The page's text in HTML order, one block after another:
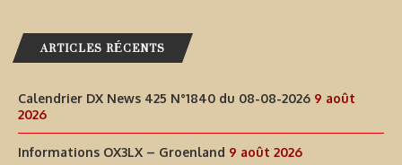
ARTICLES RÉCENTS
Calendrier DX News 425 N°1840 du 08-08-2026 9 août
2026
Informations OX3LX – Groenland 9 août 2026